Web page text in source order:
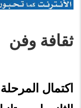
ثقافة وفن
اكتمال